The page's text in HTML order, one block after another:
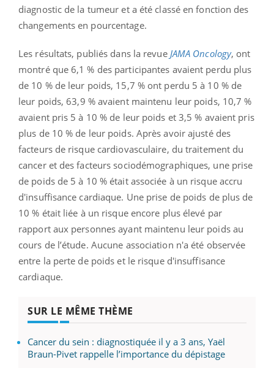
diagnostic de la tumeur et a été classé en fonction des
changements en pourcentage.
Les résultats, publiés dans la revue JAMA Oncology, ont
montré que 6,1 % des participantes avaient perdu plus
de 10 % de leur poids, 15,7 % ont perdu 5 à 10 % de
leur poids, 63,9 % avaient maintenu leur poids, 10,7 %
avaient pris 5 à 10 % de leur poids et 3,5 % avaient pris
plus de 10 % de leur poids. Après avoir ajusté des
facteurs de risque cardiovasculaire, du traitement du
cancer et des facteurs sociodémographiques, une prise
de poids de 5 à 10 % était associée à un risque accru
d'insuffisance cardiaque. Une prise de poids de plus de
10 % était liée à un risque encore plus élevé par
rapport aux personnes ayant maintenu leur poids au
cours de l’étude. Aucune association n'a été observée
entre la perte de poids et le risque d'insuffisance
cardiaque.
SUR LE MÊME THÈME
Cancer du sein : diagnostiquée il y a 3 ans, Yaël
Braun-Pivet rappelle l’importance du dépistage